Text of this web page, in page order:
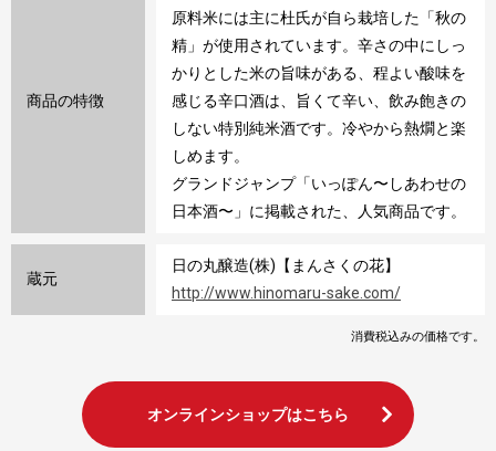
商品の特徴
原料米には主に杜氏が自ら栽培した「秋の
精」が使用されています。辛さの中にしっ
かりとした米の旨味がある、程よい酸味を
感じる辛口酒は、旨くて辛い、飲み飽きの
しない特別純米酒です。冷やから熱燗と楽
しめます。
グランドジャンプ「いっぽん〜しあわせの
日本酒〜」に掲載された、人気商品です。
蔵元
日の丸醸造(株)【まんさくの花】
http://www.hinomaru-sake.com/
消費税込みの価格です。
オンラインショップはこちら